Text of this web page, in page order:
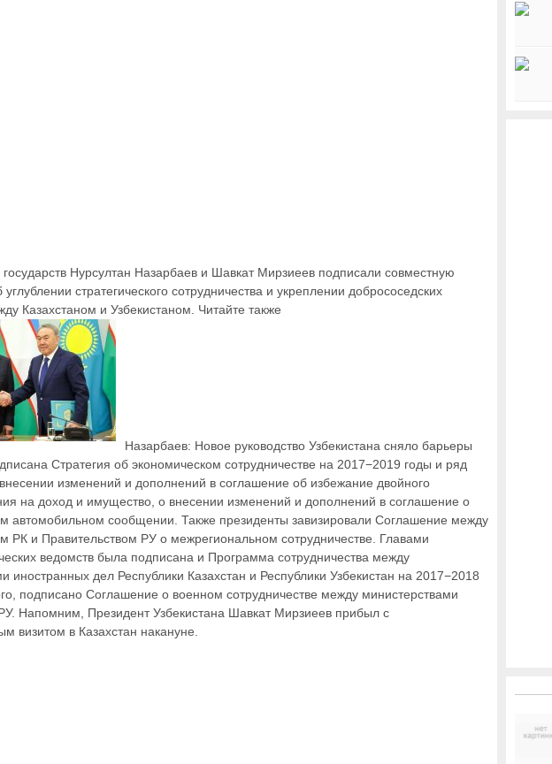
государств Нурсултан Назарбаев и Шавкат Мирзиеев подписали совместную
стратегического сотрудничества и укреплении добрососедских
Казахстаном и Узбекистаном. Читайте также
Назарбаев: Новое руководство Узбекистана сняло барьеры
Стратегия об экономическом сотрудничестве на 2017−2019 годы и ряд
изменений и дополнений в соглашение об избежание двойного
на доход и имущество, о внесении изменений и дополнений в соглашение о
автомобильном сообщении. Также президенты завизировали Соглашение между
РК и Правительством РУ о межрегиональном сотрудничестве. Главами
ведомств была подписана и Программа сотрудничества между
иностранных дел Республики Казахстан и Республики Узбекистан на 2017−2018
подписано Соглашение о военном сотрудничестве между министерствами
Напомним, Президент Узбекистана Шавкат Мирзиеев прибыл с
визитом в Казахстан накануне.